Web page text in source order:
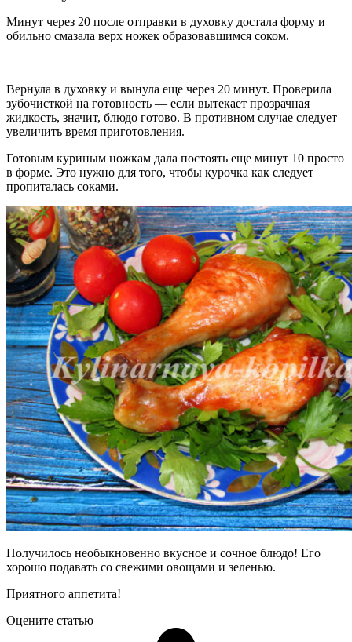
Минут через 20 после отправки в духовку достала форму и
обильно смазала верх ножек образовавшимся соком.
Вернула в духовку и вынула еще через 20 минут. Проверила
зубочисткой на готовность — если вытекает прозрачная
жидкость, значит, блюдо готово. В противном случае следует
увеличить время приготовления.
Готовым куриным ножкам дала постоять еще минут 10 просто
в форме. Это нужно для того, чтобы курочка как следует
пропиталась соками.
Получилось необыкновенно вкусное и сочное блюдо! Его
хорошо подавать со свежими овощами и зеленью.
Приятного аппетита!
Оцените статью